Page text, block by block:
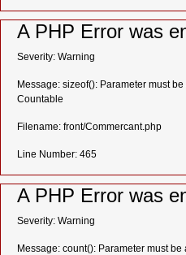
A PHP Error was
Severity: Warning
Message: sizeof(): Parameter must
Countable
Filename: front/Commercant.php
Line Number: 465
A PHP Error was
Severity: Warning
Message: count(): Parameter must